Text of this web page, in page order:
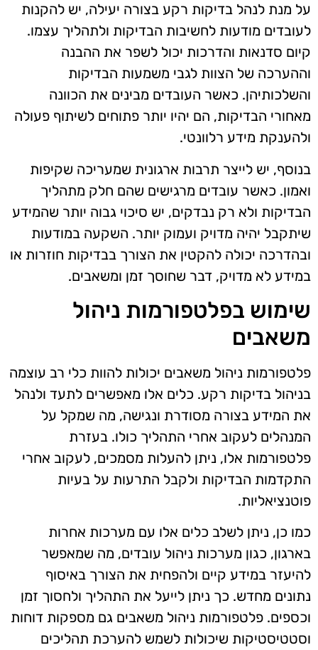
על מנת לנהל בדיקות רקע בצורה יעילה, יש להקנות
לעובדים מודעות לחשיבות הבדיקות ולתהליך עצמו.
קיום סדנאות והדרכות יכול לשפר את ההבנה
וההערכה של הצוות לגבי משמעות הבדיקות
והשלכותיהן. כאשר העובדים מבינים את הכוונה
מאחורי הבדיקות, הם יהיו יותר פתוחים לשיתוף פעולה
ולהענקת מידע רלוונטי.
בנוסף, יש לייצר תרבות ארגונית שמעריכה שקיפות
ואמון. כאשר עובדים מרגישים שהם חלק מתהליך
הבדיקות ולא רק נבדקים, יש סיכוי גבוה יותר שהמידע
שיתקבל יהיה מדויק ועמוק יותר. השקעה במודעות
ובהדרכה יכולה להקטין את הצורך בבדיקות חוזרות או
במידע לא מדויק, דבר שחוסך זמן ומשאבים.
שימוש בפלטפורמות ניהול
משאבים
פלטפורמות ניהול משאבים יכולות להוות כלי רב עוצמה
בניהול בדיקות רקע. כלים אלו מאפשרים לתעד ולנהל
את המידע בצורה מסודרת ונגישה, מה שמקל על
המנהלים לעקוב אחרי התהליך כולו. בעזרת
פלטפורמות אלו, ניתן להעלות מסמכים, לעקוב אחרי
התקדמות הבדיקות ולקבל התרעות על בעיות
פוטנציאליות.
כמו כן, ניתן לשלב כלים אלו עם מערכות אחרות
בארגון, כגון מערכות ניהול עובדים, מה שמאפשר
להיעזר במידע קיים ולהפחית את הצורך באיסוף
נתונים מחדש. כך ניתן לייעל את התהליך ולחסוך זמן
וכספים. פלטפורמות ניהול משאבים גם מספקות דוחות
וסטטיסטיקות שיכולות לשמש להערכת תהליכים